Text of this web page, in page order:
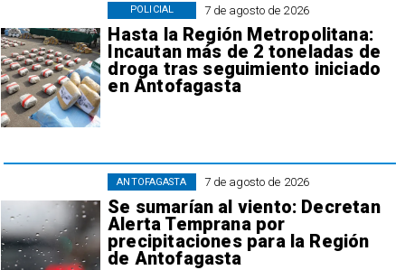
7 de agosto de 2026
Hasta la Región Metropolitana:
Incautan más de 2 toneladas de
droga tras seguimiento iniciado
en Antofagasta
POLICIAL
7 de agosto de 2026
Se sumarían al viento: Decretan
Alerta Temprana por
precipitaciones para la Región
de Antofagasta
ANTOFAGASTA